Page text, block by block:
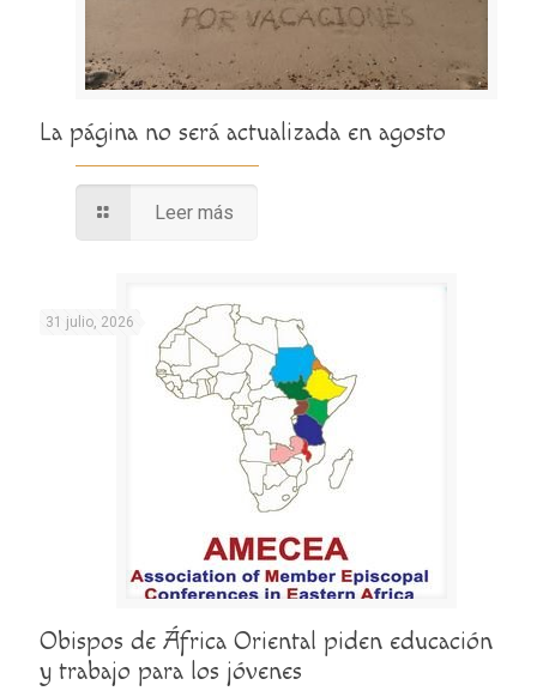
La página no será actualizada en agosto
Leer más
31 julio, 2026
Obispos de África Oriental piden educación
y trabajo para los jóvenes